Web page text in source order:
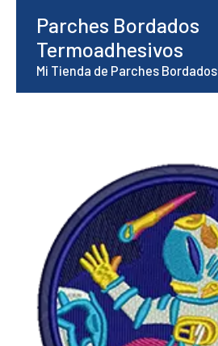
contenido
Parches Bordados
Termoadhesivos
Mi Tienda de Parches Bordados